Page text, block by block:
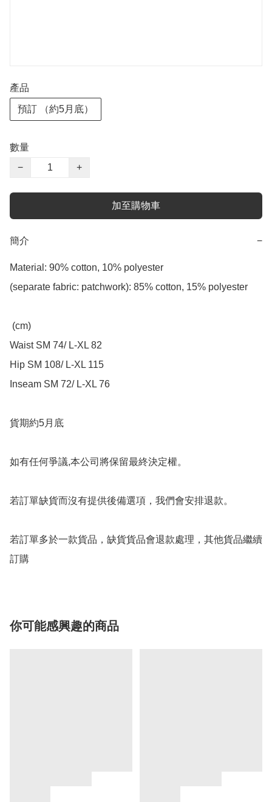
產品
預訂 （約5月底）
數量
−
+
加至購物車
簡介 −
Material: 90% cotton, 10% polyester
(separate fabric: patchwork): 85% cotton, 15% polyester
Waist SM 74/ L-XL 82
Hip SM 108/ L-XL 115
Inseam SM 72/ L-XL 76
貨期約5月底
如有任何爭議,本公司將保留最終決定權。
若訂單缺貨而沒有提供後備選項，我們會安排退款。
若訂單多於一款貨品，缺貨貨品會退款處理，其他貨品繼續
你可能感興趣的商品